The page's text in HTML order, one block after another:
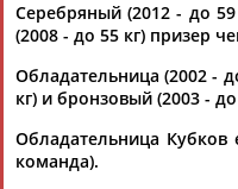
Серебряный (2012 - до
(2008 - до 55 кг) призер
Обладательница (2002 -
кг) и бронзовый (2003 -
Обладательница Кубков
команда).